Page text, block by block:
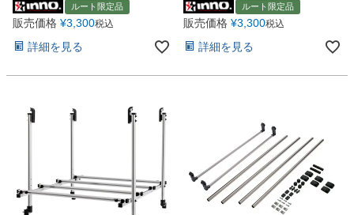
ルート限定品
販売価格 ¥3,300税込
詳細を見る
ルート限定品
販売価格 ¥3,300税込
詳細を見る